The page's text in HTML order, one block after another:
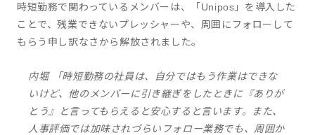
時短勤務で関わっているメンバーは、「Unipos」を導入した
ことで、残業できないプレッシャーや、周囲にフォローして
もらう申し訳なさから解放されました。
内堀 「時短勤務の社員は、自分ではもう作業はできな
いけど、他のメンバーに引き継ぎをしたときに『ありが
とう』と言ってもらえると安心すると言います。また、
人事評価では加味されづらいフォロー業務でも、周囲か